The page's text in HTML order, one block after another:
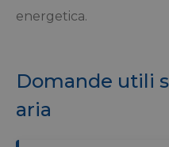
energetica.
Domande utili
aria